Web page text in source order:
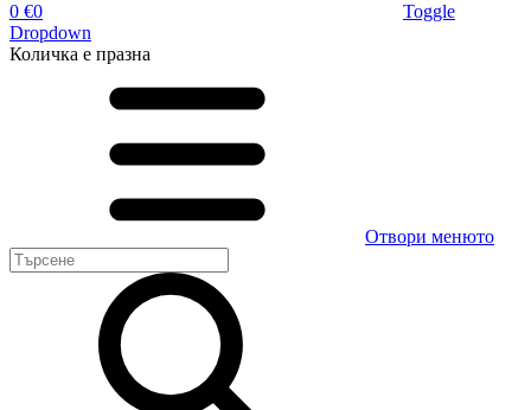
0 €0
Toggle
Dropdown
Количка е празна
Отвори менюто